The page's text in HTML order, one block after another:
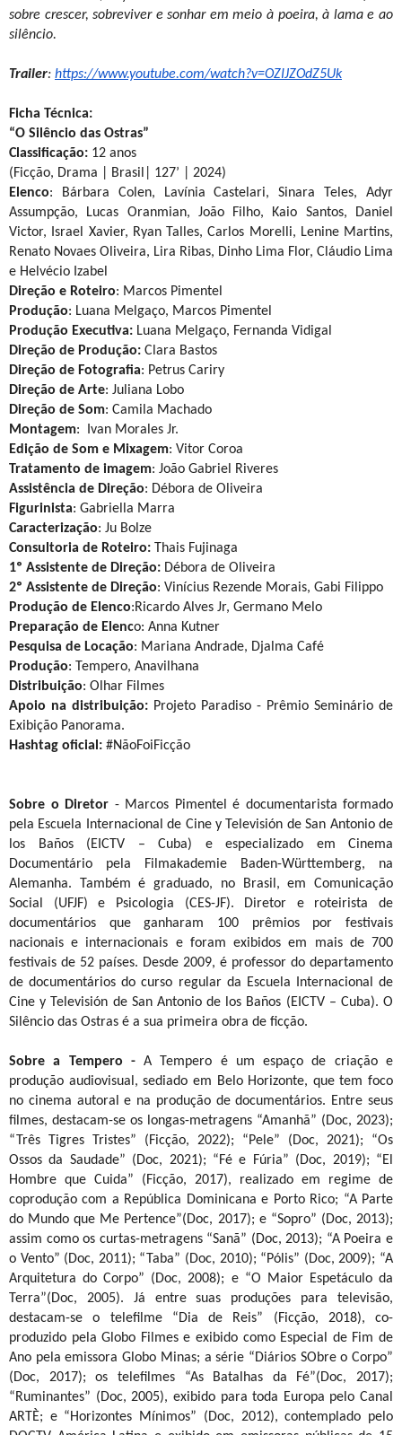
sobre crescer, sobreviver e sonhar em meio à poeira, à lama e ao
silêncio.
Trailer: https://www.youtube.com/watch?v=OZIJZOdZ5Uk
Ficha Técnica:
“O Silêncio das Ostras”
Classificação: 12 anos
(Ficção, Drama | Brasil| 127’ | 2024)
Elenco: Bárbara Colen, Lavínia Castelari, Sinara Teles, Adyr
Assumpção, Lucas Oranmian, João Filho, Kaio Santos, Daniel
Victor, Israel Xavier, Ryan Talles, Carlos Morelli, Lenine Martins,
Renato Novaes Oliveira, Lira Ribas, Dinho Lima Flor, Cláudio Lima
e Helvécio Izabel
Direção e Roteiro: Marcos Pimentel
Produção: Luana Melgaço, Marcos Pimentel
Produção Executiva: Luana Melgaço, Fernanda Vidigal
Direção de Produção: Clara Bastos
Direção de Fotografia: Petrus Cariry
Direção de Arte: Juliana Lobo
Direção de Som: Camila Machado
Montagem: Ivan Morales Jr.
Edição de Som e Mixagem: Vitor Coroa
Tratamento de imagem: João Gabriel Riveres
Assistência de Direção: Débora de Oliveira
Figurinista: Gabriella Marra
Caracterização: Ju Bolze
Consultoria de Roteiro: Thais Fujinaga
1º Assistente de Direção: Débora de Oliveira
2º Assistente de Direção: Vinícius Rezende Morais, Gabi Filippo
Produção de Elenco:Ricardo Alves Jr, Germano Melo
Preparação de Elenco: Anna Kutner
Pesquisa de Locação: Mariana Andrade, Djalma Café
Produção: Tempero, Anavilhana
Distribuição: Olhar Filmes
Apoio na distribuição: Projeto Paradiso - Prêmio Seminário de
Exibição Panorama.
Hashtag oficial: #NãoFoiFicção
Sobre o Diretor - Marcos Pimentel é documentarista formado
pela Escuela Internacional de Cine y Televisión de San Antonio de
los Baños (EICTV – Cuba) e especializado em Cinema
Documentário pela Filmakademie Baden-Württemberg, na
Alemanha. Também é graduado, no Brasil, em Comunicação
Social (UFJF) e Psicologia (CES-JF). Diretor e roteirista de
documentários que ganharam 100 prêmios por festivais
nacionais e internacionais e foram exibidos em mais de 700
festivais de 52 países. Desde 2009, é professor do departamento
de documentários do curso regular da Escuela Internacional de
Cine y Televisión de San Antonio de los Baños (EICTV – Cuba). O
Silêncio das Ostras é a sua primeira obra de ficção.
Sobre a Tempero -A Tempero é um espaço de criação e
produção audiovisual, sediado em Belo Horizonte, que tem foco
no cinema autoral e na produção de documentários. Entre seus
filmes, destacam-se os longas-metragens “Amanhã” (Doc, 2023);
“Três Tigres Tristes” (Ficção, 2022); “Pele” (Doc, 2021); “Os
Ossos da Saudade” (Doc, 2021); “Fé e Fúria” (Doc, 2019); “El
Hombre que Cuida” (Ficção, 2017), realizado em regime de
coprodução com a República Dominicana e Porto Rico; “A Parte
do Mundo que Me Pertence”(Doc, 2017); e “Sopro” (Doc, 2013);
assim como os curtas-metragens “Sanã” (Doc, 2013); “A Poeira e
o Vento” (Doc, 2011); “Taba” (Doc, 2010); “Pólis” (Doc, 2009); “A
Arquitetura do Corpo” (Doc, 2008); e “O Maior Espetáculo da
Terra”(Doc, 2005). Já entre suas produções para televisão,
destacam-se o telefilme “Dia de Reis” (Ficção, 2018), co-
produzido pela Globo Filmes e exibido como Especial de Fim de
Ano pela emissora Globo Minas; a série “Diários SObre o Corpo”
(Doc, 2017); os telefilmes “As Batalhas da Fé”(Doc, 2017);
“Ruminantes” (Doc, 2005), exibido para toda Europa pelo Canal
ARTÈ; e “Horizontes Mínimos” (Doc, 2012), contemplado pelo